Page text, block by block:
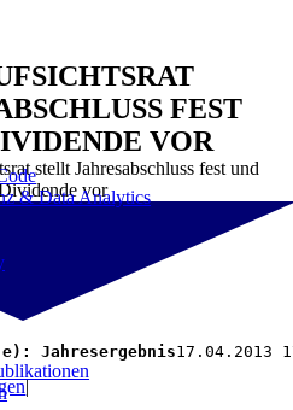
& Data Analytics
FEST
VOR
stellt Jahresabschluss fest und
vor
Jahresergebnis17.04.2013
|